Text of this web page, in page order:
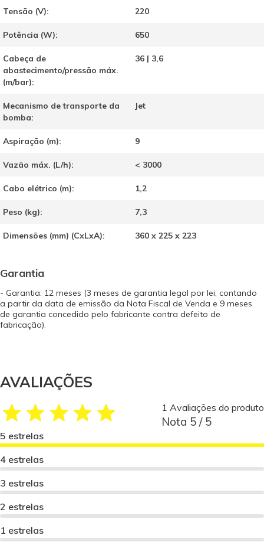
Tensão (V): 220
Potência (W): 650
Cabeça de
abastecimento/pressão máx.
(m/bar):
36 | 3,6
Mecanismo de transporte da
bomba:
Jet
Aspiração (m): 9
Vazão máx. (L/h): < 3000
Cabo elétrico (m): 1,2
Peso (kg): 7,3
Dimensões (mm) (CxLxA): 360 x 225 x 223
Garantia
- Garantia: 12 meses (3 meses de garantia legal por lei, contando
a partir da data de emissão da Nota Fiscal de Venda e 9 meses
de garantia concedido pelo fabricante contra defeito de
fabricação).
AVALIAÇÕES
1 Avaliações do produto
Nota 5 / 5
5 estrelas
4 estrelas
3 estrelas
2 estrelas
1 estrelas